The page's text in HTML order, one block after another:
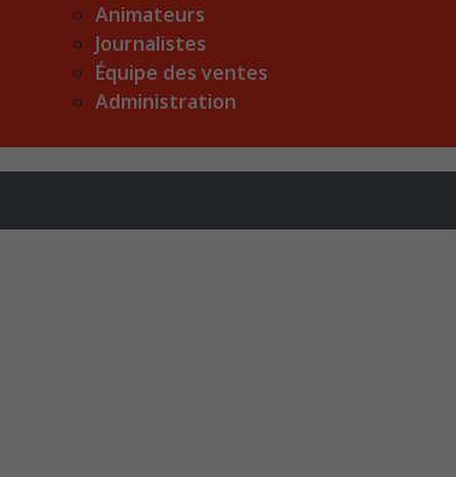
Animateurs
Journalistes
Équipe des ventes
Administration